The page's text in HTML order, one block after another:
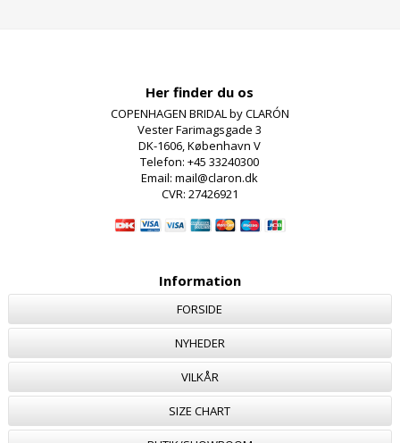
Her finder du os
COPENHAGEN BRIDAL by CLARÓN
Vester Farimagsgade 3
DK-1606, København V
Telefon: +45 33240300
Email: mail@claron.dk
CVR: 27426921
Information
FORSIDE
NYHEDER
VILKÅR
SIZE CHART